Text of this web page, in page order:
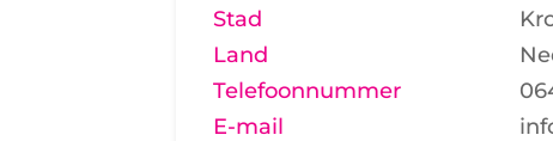
Stad
Land
Telefoonnummer
E-mail